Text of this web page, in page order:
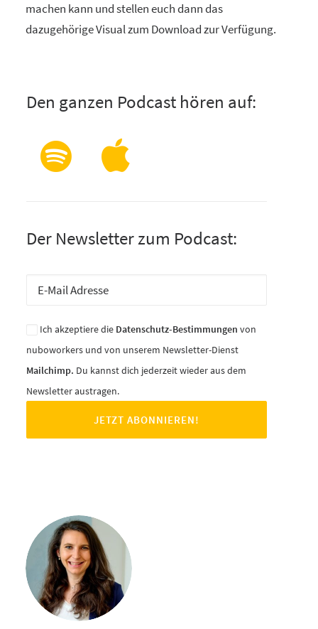
machen kann und stellen euch dann das
dazugehörige Visual zum Download zur Verfügung.
Den ganzen Podcast hören auf:
Der Newsletter zum Podcast:
Ich akzeptiere die Datenschutz-Bestimmungen von
nuboworkers und von unserem Newsletter-Dienst
Mailchimp. Du kannst dich jederzeit wieder aus dem
Newsletter austragen.